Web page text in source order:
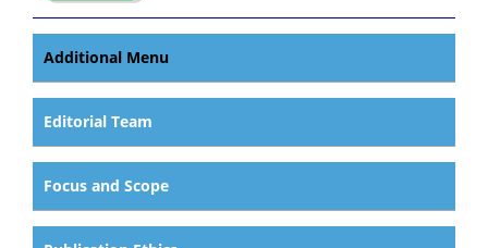
Additional Menu
Editorial Team
Focus and Scope